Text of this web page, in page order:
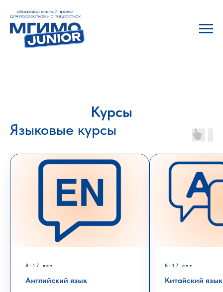
Курсы
Языковые курсы
8-17 лет
Английский язык
8-17 лет
Китайский язык